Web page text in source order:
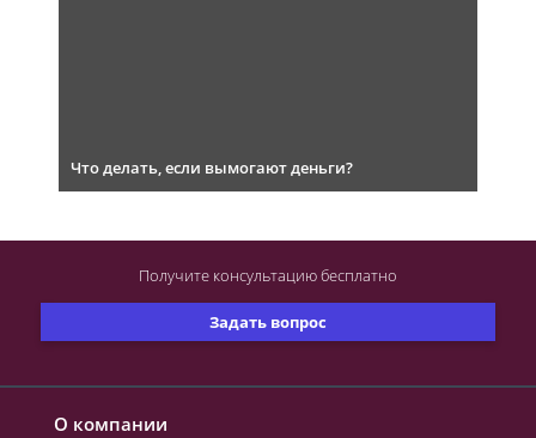
Что делать, если вымогают деньги?
О компании
Задать вопрос
Получите консультациюбесплатно